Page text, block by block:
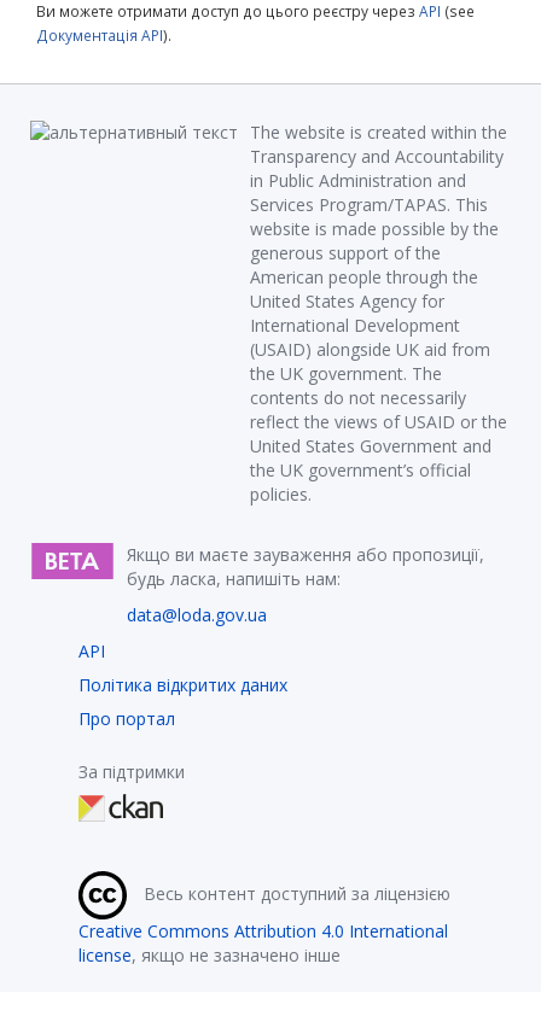
Ви можете отримати доступ до цього реєстру через API (see
Документація API).
The website is created within the
Transparency and Accountability
in Public Administration and
Services Program/TAPAS. This
website is made possible by the
generous support of the
American people through the
United States Agency for
International Development
(USAID) alongside UK aid from
the UK government. The
contents do not necessarily
reflect the views of USAID or the
United States Government and
the UK government’s official
policies.
Якщо ви маєте зауваження або пропозиції,
будь ласка, напишіть нам:
data@loda.gov.ua
API
Політика відкритих даних
Про портал
За підтримки
Весь контент доступний за ліцензією
Creative Commons Attribution 4.0 International
license, якщо не зазначено інше